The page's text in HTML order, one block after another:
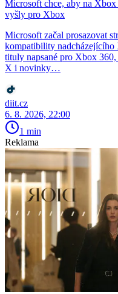
Microsoft chce, aby na
vyšly pro Xbox
Microsoft začal prosazovat
kompatibility
tituly napsané pro Xbox
X i novinky…
diit.cz
6. 8. 2026, 22:00
1 min
Reklama